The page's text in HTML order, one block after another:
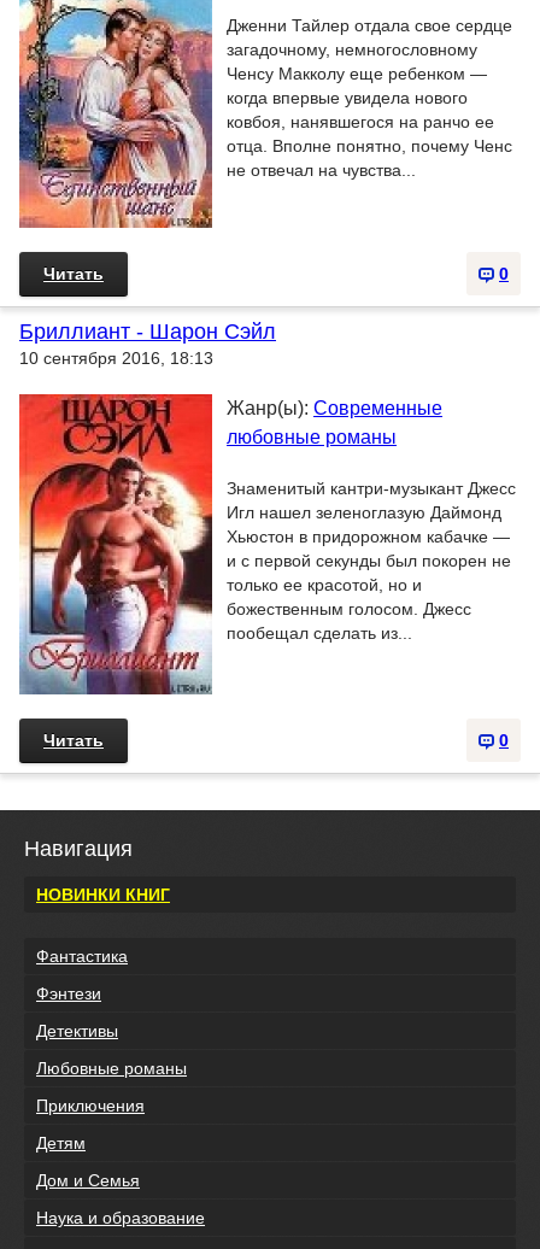
Дженни Тайлер отдала свое сердце
загадочному, немногословному
Ченсу Макколу еще ребенком —
когда впервые увидела нового
ковбоя, нанявшегося на ранчо ее
отца. Вполне понятно, почему Ченс
не отвечал на чувства...
0
Читать
Бриллиант - Шарон Сэйл
10 сентября 2016, 18:13
Жанр(ы): Современные
любовные романы
Знаменитый кантри-музыкант Джесс
Игл нашел зеленоглазую Даймонд
Хьюстон в придорожном кабачке —
и с первой секунды был покорен не
только ее красотой, но и
божественным голосом. Джесс
пообещал сделать из...
0
Читать
Навигация
НОВИНКИ КНИГ
Фантастика
Фэнтези
Детективы
Любовные романы
Приключения
Детям
Дом и Семья
Наука и образование